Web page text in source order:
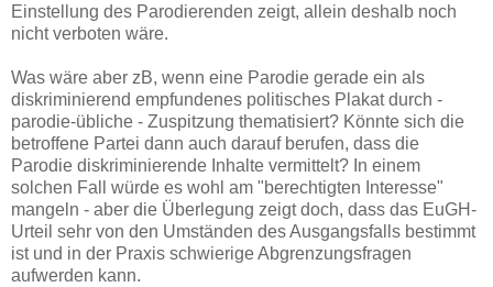
Einstellung des Parodierenden zeigt, allein deshalb noch
nicht verboten wäre.
Was wäre aber zB, wenn eine Parodie gerade ein als
diskriminierend empfundenes politisches Plakat durch -
parodie-übliche - Zuspitzung thematisiert? Könnte sich die
betroffene Partei dann auch darauf berufen, dass die
Parodie diskriminierende Inhalte vermittelt? In einem
solchen Fall würde es wohl am "berechtigten Interesse"
mangeln - aber die Überlegung zeigt doch, dass das EuGH-
Urteil sehr von den Umständen des Ausgangsfalls bestimmt
ist und in der Praxis schwierige Abgrenzungsfragen
aufwerden kann.